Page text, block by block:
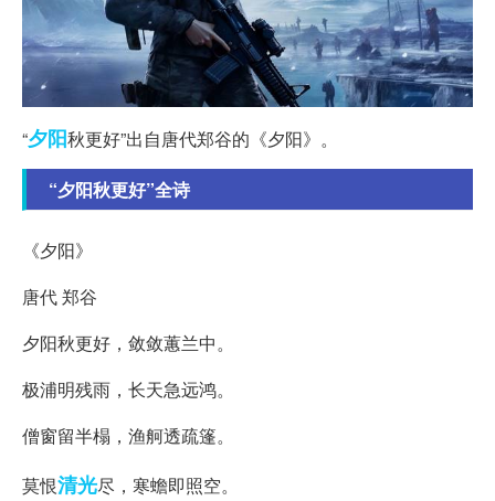
“夕阳秋更好”出自唐代郑谷的《夕阳》。
“夕阳秋更好”全诗
《夕阳》
唐代 郑谷
夕阳秋更好，敛敛蕙兰中。
极浦明残雨，长天急远鸿。
僧窗留半榻，渔舸透疏篷。
莫恨清光尽，寒蟾即照空。